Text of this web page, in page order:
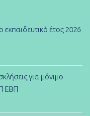
εκπαιδευτικό έτος 2026
για μόνιμο
ΕΒΠ